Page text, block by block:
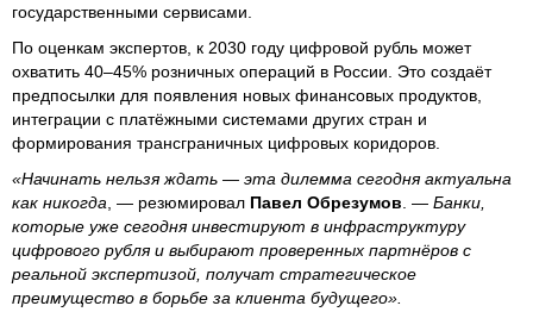
государственными сервисами.
По оценкам экспертов, к 2030 году цифровой рубль может
охватить 40–45% розничных операций в России. Это создаёт
предпосылки для появления новых финансовых продуктов,
интеграции с платёжными системами других стран и
формирования трансграничных цифровых коридоров.
«Начинать нельзя ждать — эта дилемма сегодня актуальна
как никогда , — резюмировал Павел Обрезумов . — Банки,
которые уже сегодня инвестируют в инфраструктуру
цифрового рубля и выбирают проверенных партнёров с
реальной экспертизой, получат стратегическое
преимущество в борьбе за клиента будущего».